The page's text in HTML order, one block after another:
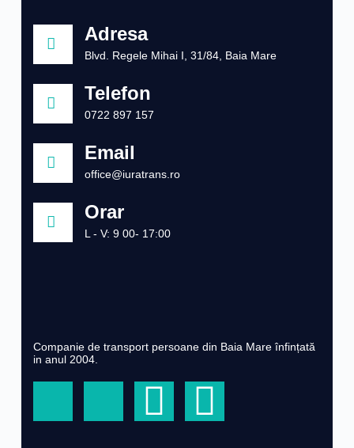
Adresa
Blvd. Regele Mihai I, 31/84, Baia Mare
Telefon
0722 897 157
Email
office@iuratrans.ro
Orar
L - V: 9 00- 17:00
Companie de transport persoane din Baia Mare înfințată
in anul 2004.